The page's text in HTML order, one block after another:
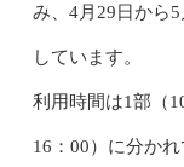
み、4月29日から
しています。
利用時間は1部（
16：00）に分か